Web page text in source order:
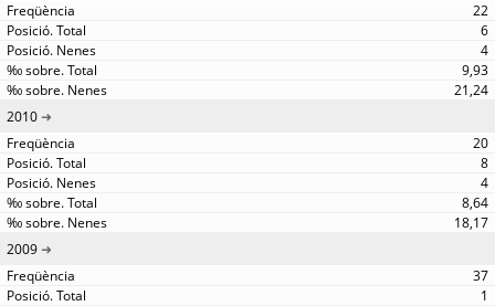
22
6
4
9,93
21,24
2010
20
8
4
8,64
18,17
2009
37
1